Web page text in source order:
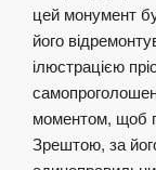
цей монумент
його
ілюстрацією
моментом, щоб
Зрештою, за